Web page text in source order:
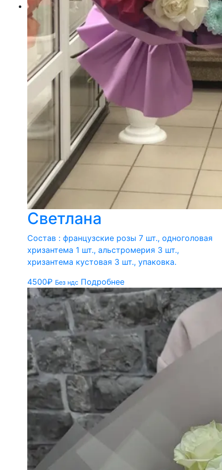
Светлана
Состав : французские розы 7 шт., одноголовая
хризантема 1 шт., альстромерия 3 шт.,
хризантема кустовая 3 шт., упаковка.
4500₽ Без ндс Подробнее